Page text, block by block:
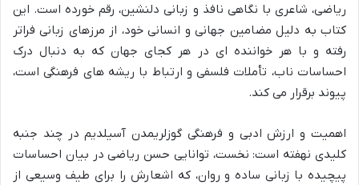
ریاضی، شاعری با نگاهی نافذ و زبانی دلنشین، رقم خورده است. این
کتاب به دلیل مضامین جهانی و انسانی خود، از مرزهای زبانی فراتر
رفته و با هر خواننده ای در هر کجای جهان که به دنبال درک
احساسات ناب، تأملات فلسفی و ارتباط با ریشه های فرهنگی است،
پیوند برقرار می کند.
اهمیت و ارزش ادبی و فرهنگی گوزلریمدن آسیلدیم در چند جنبه
کلیدی نهفته است: نخست، توانایی حسن ریاضی در بیان احساسات
پیچیده با زبانی ساده و روان، که اشعارش را برای طیف وسیعی از